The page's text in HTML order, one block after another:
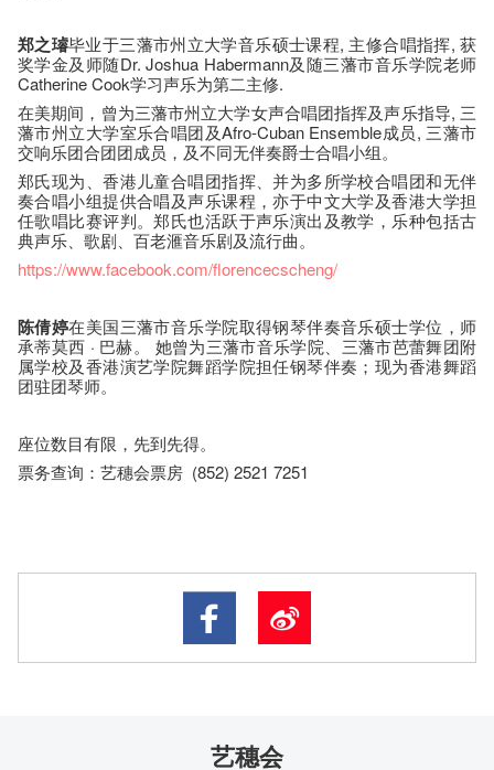
郑之璿毕业于三藩市州立大学音乐硕士课程, 主修合唱指挥, 获
奖学金及师随Dr. Joshua Habermann及随三藩市音乐学院老师
Catherine Cook学习声乐为第二主修.
在美期间，曾为三藩市州立大学女声合唱团指挥及声乐指导, 三
藩市州立大学室乐合唱团及Afro-Cuban Ensemble成员, 三藩市
交响乐团合团团成员，及不同无伴奏爵士合唱小组。
郑氏现为、香港儿童合唱团指挥、并为多所学校合唱团和无伴
奏合唱小组提供合唱及声乐课程，亦于中文大学及香港大学担
任歌唱比赛评判。郑氏也活跃于声乐演出及教学，乐种包括古
典声乐、歌剧、百老滙音乐剧及流行曲。
https://www.facebook.com/florencecscheng/
陈倩婷在美国三藩市音乐学院取得钢琴伴奏音乐硕士学位，师
承蒂莫西 · 巴赫。 她曾为三藩市音乐学院、三藩市芭蕾舞团附
属学校及香港演艺学院舞蹈学院担任钢琴伴奏；现为香港舞蹈
团驻团琴师。
座​位​数目​有​限​，先到先得。
票务查询：艺穗会票房 (852) 2521 7251
艺穗会